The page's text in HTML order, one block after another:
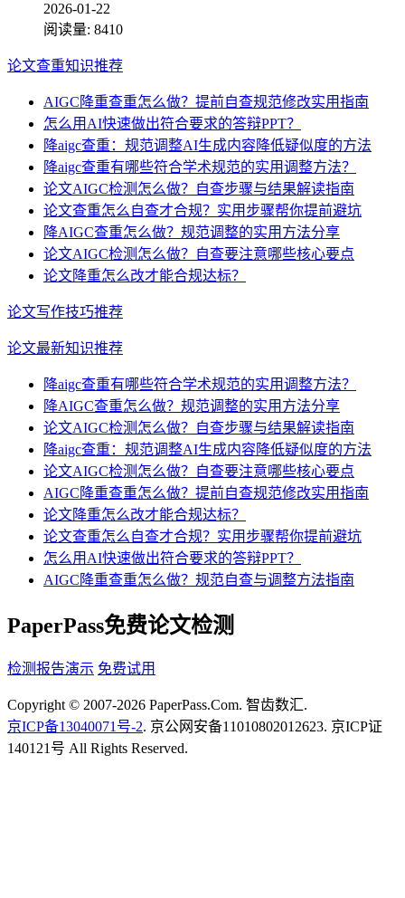
2026-01-22
阅读量: 8410
论文查重知识推荐
AIGC降重查重怎么做？提前自查规范修改实用指南
怎么用AI快速做出符合要求的答辩PPT？
降aigc查重：规范调整AI生成内容降低疑似度的方法
降aigc查重有哪些符合学术规范的实用调整方法？
论文AIGC检测怎么做？自查步骤与结果解读指南
论文查重怎么自查才合规？实用步骤帮你提前避坑
降AIGC查重怎么做？规范调整的实用方法分享
论文AIGC检测怎么做？自查要注意哪些核心要点
论文降重怎么改才能合规达标？
论文写作技巧推荐
论文最新知识推荐
降aigc查重有哪些符合学术规范的实用调整方法？
降AIGC查重怎么做？规范调整的实用方法分享
论文AIGC检测怎么做？自查步骤与结果解读指南
降aigc查重：规范调整AI生成内容降低疑似度的方法
论文AIGC检测怎么做？自查要注意哪些核心要点
AIGC降重查重怎么做？提前自查规范修改实用指南
论文降重怎么改才能合规达标？
论文查重怎么自查才合规？实用步骤帮你提前避坑
怎么用AI快速做出符合要求的答辩PPT？
AIGC降重查重怎么做？规范自查与调整方法指南
PaperPass免费论文检测
检测报告演示 免费试用
Copyright © 2007-2026 PaperPass.Com. 智齿数汇.
京ICP备13040071号-2. 京公网安备11010802012623. 京ICP证
140121号 All Rights Reserved.